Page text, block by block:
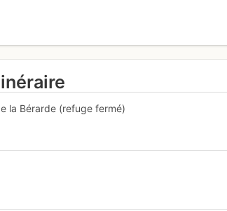
la Bérarde (refuge fermé)